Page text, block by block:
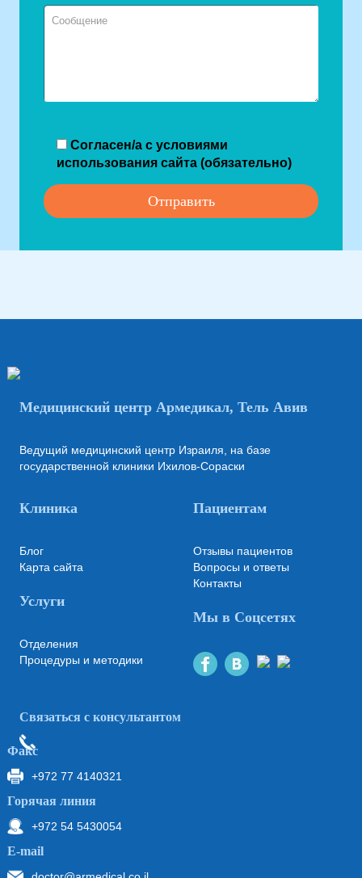
Согласен/а с условиями
использования сайта (обязательно)
Медицинский центр Армедикал, Тель Авив
Ведущий медицинский центр Израиля, на базе
государственной клиники Ихилов-Сораски
Клиника
Блог
Карта сайта
Услуги
Отделения
Процедуры и методики
Пациентам
Отзывы пациентов
Вопросы и ответы
Контакты
Мы в Соцсетях
Связаться с консультантом
Факс
+972 77 4140321
Горячая линия
+972 54 5430054
Е-mail